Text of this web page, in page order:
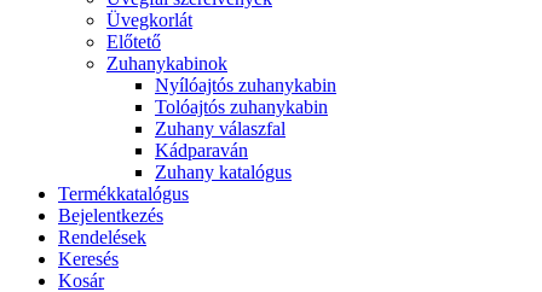
Üvegkorlát
Előtető
Zuhanykabinok
Nyílóajtós zuhanykabin
Tolóajtós zuhanykabin
Zuhany válaszfal
Kádparaván
Zuhany katalógus
Termékkatalógus
Bejelentkezés
Rendelések
Keresés
Kosár